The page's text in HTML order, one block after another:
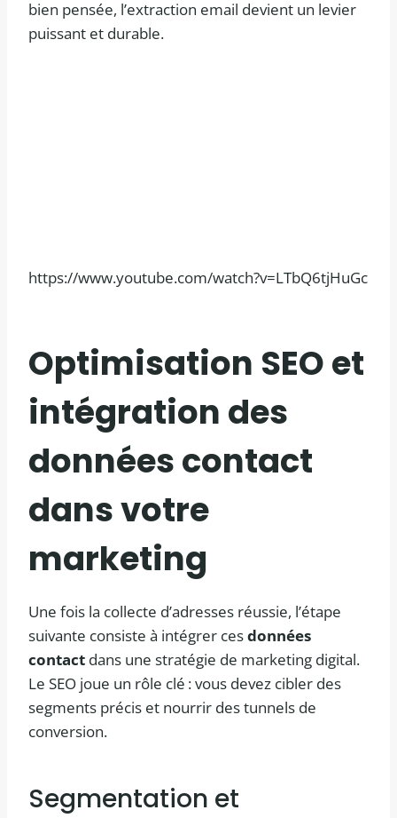
bien pensée, l’extraction email devient un levier
puissant et durable.
https://www.youtube.com/watch?v=LTbQ6tjHuGc
Optimisation SEO et
intégration des
données contact
dans votre
marketing
Une fois la collecte d’adresses réussie, l’étape
suivante consiste à intégrer cesdonnées
contact dans une stratégie de marketing digital.
Le SEO joue un rôle clé : vous devez cibler des
segments précis et nourrir des tunnels de
conversion.
Segmentation et